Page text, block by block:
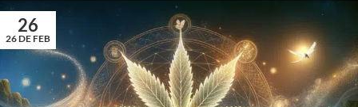
26
26 DE FEB